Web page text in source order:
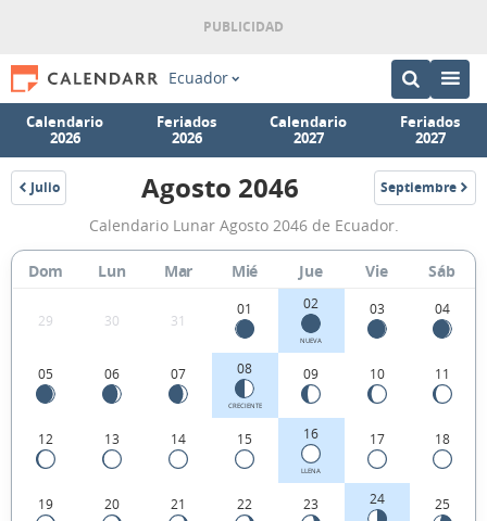
Ecuador
Calendario
2026
Feriados
2026
Calendario
2027
Feriados
2027
Julio
2046
Calendario
Lunar
Agosto
2046
de
Ecuador.
Agosto 2046 Septiembre
2046
Calendario Lunar Agosto 2046 de Ecuador.
Dom Lun Mar Mié Jue Vie Sáb
29 30 31
01 02
NUEVA
03 04
05 06 07 08
CRECIENTE
09 10 11
12 13 14 15 16
LLENA
17 18
19 20 21 22 23 24 25